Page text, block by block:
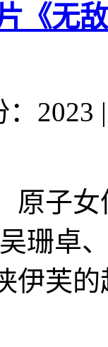
《无
：2023 |
子女
珊卓
伊芙